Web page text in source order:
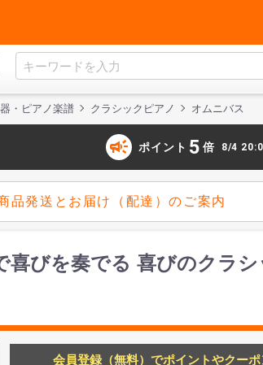
・ピアノ楽譜 クラシックピアノ オムニバス
campaign ポイント 5 倍 8/4
品発送とお届け（配達）のご案内
喜びを奏でる 喜びのクラ
会員登録（無料）でポイントやクー